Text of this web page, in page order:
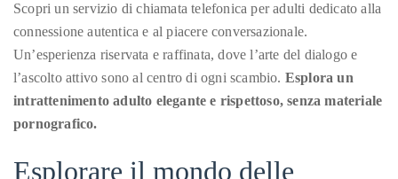
About
Duane
Wells
Influencer,
telefonica
cosa
aspettarsi
Scopri un servizio di chiamata telefonica per adulti dedicato alla
connessione autentica e al piacere conversazionale.
Un’esperienza riservata e raffinata, dove l’arte del dialogo e
l’ascolto attivo sono al centro di ogni scambio. Esplora un
intrattenimento adulto elegante e rispettoso, senza materiale
pornografico.
Esplorare il mondo delle